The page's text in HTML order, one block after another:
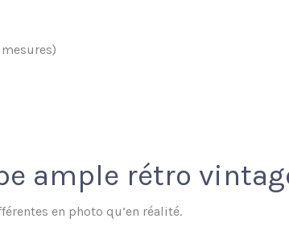
ample rétro
en photo qu’en réalité.